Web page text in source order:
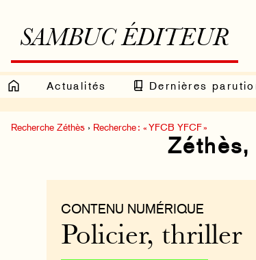
SAMBUC ÉDITEUR
Actualités Dernières
Recherche Zéthès › Recherche : « YFCB YFCF »
CONTENU NUMÉRIQUE
Policier, thriller